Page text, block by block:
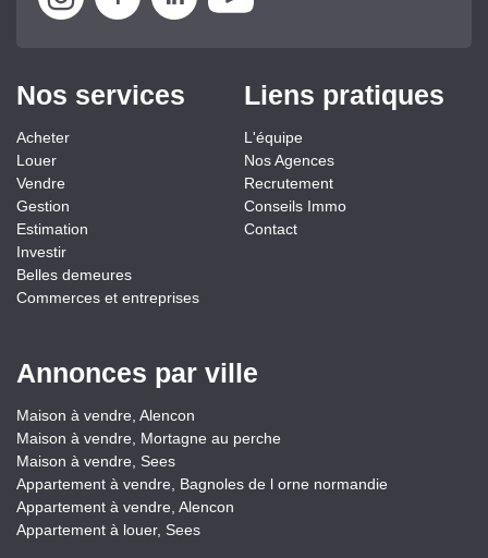
Nos services
Acheter
Louer
Vendre
Gestion
Estimation
Investir
Belles demeures
Commerces et entreprises
Liens pratiques
L'équipe
Nos Agences
Recrutement
Conseils Immo
Contact
Annonces par ville
Maison à vendre, Alencon
Maison à vendre, Mortagne au perche
Maison à vendre, Sees
Appartement à vendre, Bagnoles de l orne normandie
Appartement à vendre, Alencon
Appartement à louer, Sees